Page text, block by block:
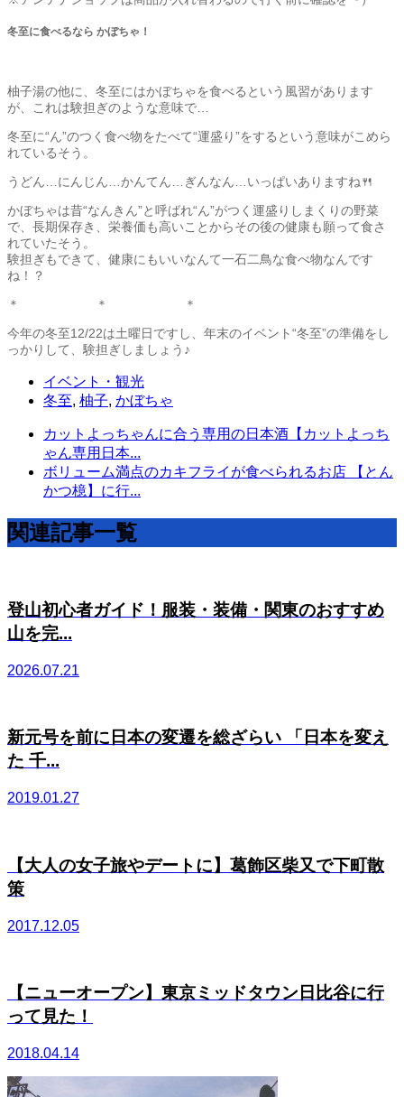
冬至に食べるなら かぼちゃ！
柚子湯の他に、冬至にはかぼちゃを食べるという風習があります
が、これは験担ぎのような意味で…
冬至に“ん”のつく食べ物をたべて“運盛り”をするという意味がこめら
れているそう。
うどん…にんじん…かんてん…ぎんなん…いっぱいありますね🍴
かぼちゃは昔“なんきん”と呼ばれ“ん”がつく運盛りしまくりの野菜
で、長期保存き、栄養価も高いことからその後の健康も願って食さ
れていたそう。
験担ぎもできて、健康にもいいなんて一石二鳥な食べ物なんです
ね！？
＊ ＊ ＊
今年の冬至12/22は土曜日ですし、年末のイベント“冬至”の準備をし
っかりして、験担ぎしましょう♪
イベント・観光
冬至, 柚子, かぼちゃ
カットよっちゃんに合う専用の日本酒【カットよっち
ゃん専用日本...
ボリューム満点のカキフライが食べられるお店 【とん
かつ檍】に行...
関連記事一覧
登山初心者ガイド！服装・装備・関東のおすすめ
山を完...
2026.07.21
新元号を前に日本の変遷を総ざらい 「日本を変え
た 千...
2019.01.27
【大人の女子旅やデートに】葛飾区柴又で下町散
策
2017.12.05
【ニューオープン】東京ミッドタウン日比谷に行
って見た！
2018.04.14